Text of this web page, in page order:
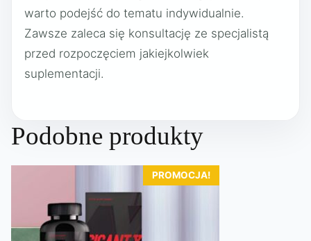
warto podejść do tematu indywidualnie.
Zawsze zaleca się konsultację ze specjalistą
przed rozpoczęciem jakiejkolwiek
suplementacji.
Podobne produkty
PROMOCJA!